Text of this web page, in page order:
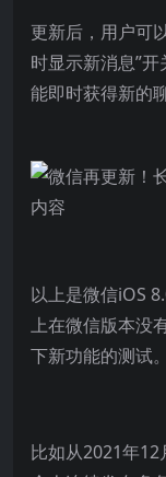
更新后，用户可
时显示新消息”
能即时获得新的
以上是微信iOS
上在微信版本没
下新功能的测试。
比如从2021年